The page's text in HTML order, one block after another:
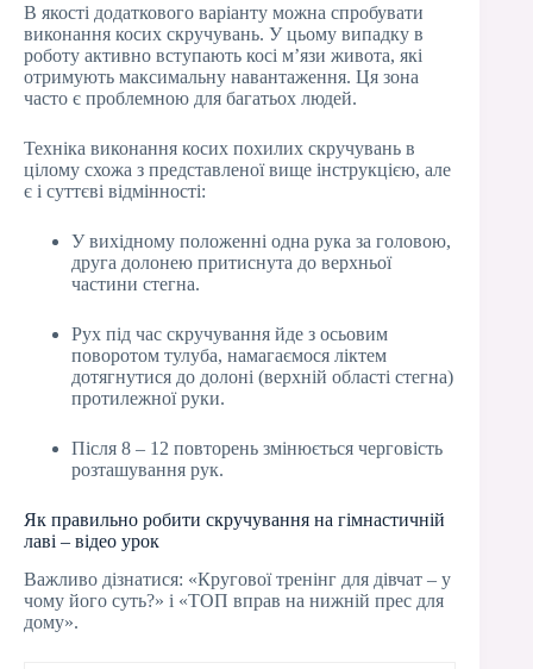
В якості додаткового варіанту можна спробувати
виконання косих скручувань. У цьому випадку в
роботу активно вступають косі м’язи живота, які
отримують максимальну навантаження. Ця зона
часто є проблемною для багатьох людей.
Техніка виконання косих похилих скручувань в
цілому схожа з представленої вище інструкцією, але
є і суттєві відмінності:
У вихідному положенні одна рука за головою,
друга долонею притиснута до верхньої
частини стегна.
Рух під час скручування йде з осьовим
поворотом тулуба, намагаємося ліктем
дотягнутися до долоні (верхній області стегна)
протилежної руки.
Після 8 – 12 повторень змінюється черговість
розташування рук.
Як правильно робити скручування на гімнастичній
лаві – відео урок
Важливо дізнатися: «Кругової тренінг для дівчат – у
чому його суть?» і «ТОП вправ на нижній прес для
дому».